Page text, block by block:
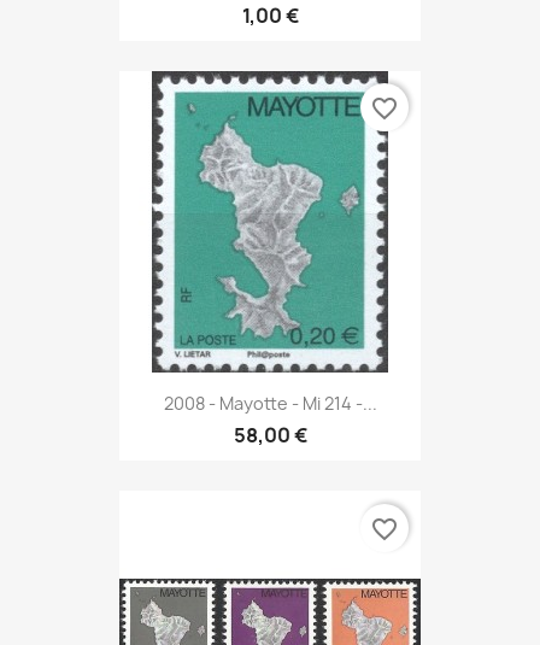
1,00 €
2008 - Mayotte - Mi 214 -...
58,00 €
favorite_border
favorite_border